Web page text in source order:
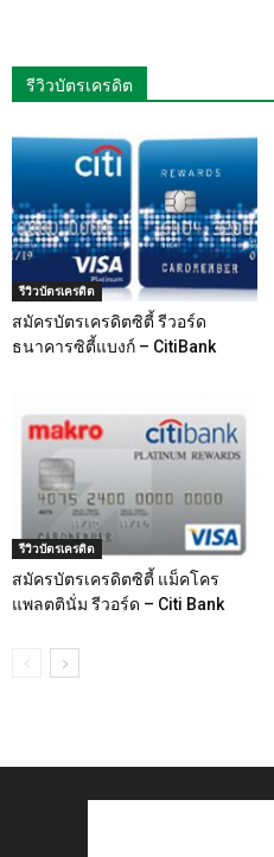
รีวิวบัตรเครดิต
รีวิวบัตรเครดิต
สมัครบัตรเครดิตซิตี้ รีวอร์ด
ธนาคารซิตี้แบงก์ – CitiBank
รีวิวบัตรเครดิต
สมัครบัตรเครดิตซิตี้ แม็คโคร
แพลตตินั่ม รีวอร์ด – Citi Bank